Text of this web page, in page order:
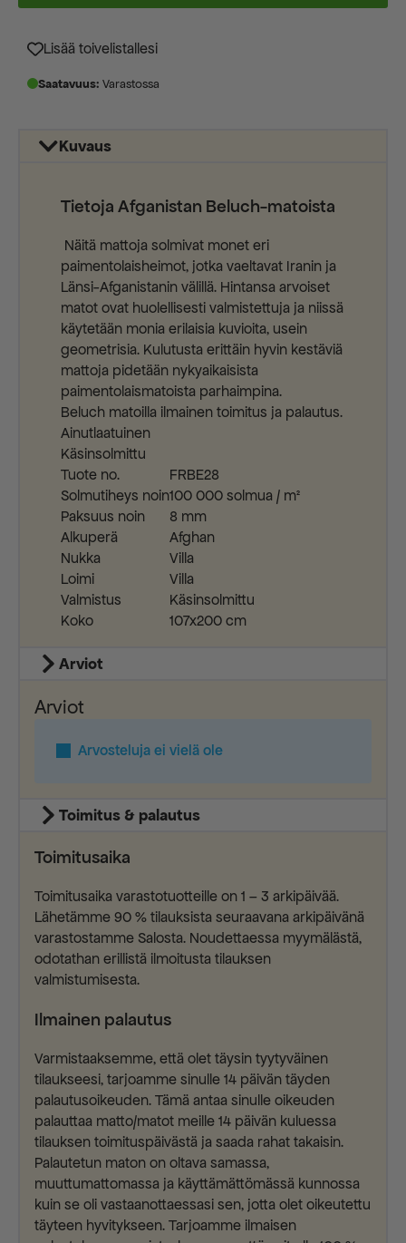
oli:
750,00 €.
on:
360,00 €.
Lisää toivelistallesi
Saatavuus: Varastossa
Kuvaus
Tietoja Afganistan Beluch-matoista
Näitä mattoja solmivat monet eri
paimentolaisheimot, jotka vaeltavat Iranin ja
Länsi-Afganistanin välillä. Hintansa arvoiset
matot ovat huolellisesti valmistettuja ja niissä
käytetään monia erilaisia kuvioita, usein
geometrisia. Kulutusta erittäin hyvin kestäviä
mattoja pidetään nykyaikaisista
paimentolaismatoista parhaimpina.
Beluch matoilla ilmainen toimitus ja palautus.
Ainutlaatuinen
Käsinsolmittu
Tuote no.
FRBE28
Solmutiheys noin100 000 solmua / m²
Paksuus noin
8 mm
Alkuperä
Afghan
Nukka
Villa
Loimi
Villa
Valmistus
Käsinsolmittu
Koko
107x200 cm
Arviot
Arviot
Arvosteluja ei vielä ole
Toimitus & palautus
Toimitusaika
Toimitusaika varastotuotteille on 1 – 3 arkipäivää.
Lähetämme 90 % tilauksista seuraavana arkipäivänä
varastostamme Salosta. Noudettaessa myymälästä,
odotathan erillistä ilmoitusta tilauksen
valmistumisesta.
Ilmainen palautus
Varmistaaksemme, että olet täysin tyytyväinen
tilaukseesi, tarjoamme sinulle 14 päivän täyden
palautusoikeuden. Tämä antaa sinulle oikeuden
palauttaa matto/matot meille 14 päivän kuluessa
tilauksen toimituspäivästä ja saada rahat takaisin.
Palautetun maton on oltava samassa,
muuttumattomassa ja käyttämättömässä kunnossa
kuin se oli vastaanottaessasi sen, jotta olet oikeutettu
täyteen hyvitykseen. Tarjoamme ilmaisen